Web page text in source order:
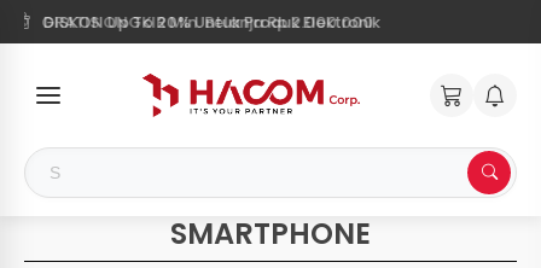
GRATIS ONGKIR Min. Belanja Rp 2.000.000
DISKON Up To 20% Untuk Produk Elektronik
Beranda>Mitra - Hacom
SMARTPHONE